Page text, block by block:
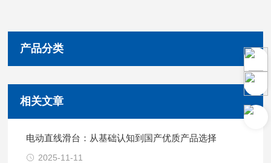
产品分类
相关文章
电动直线滑台：从基础认知到国产优质产品选择
2025-11-11